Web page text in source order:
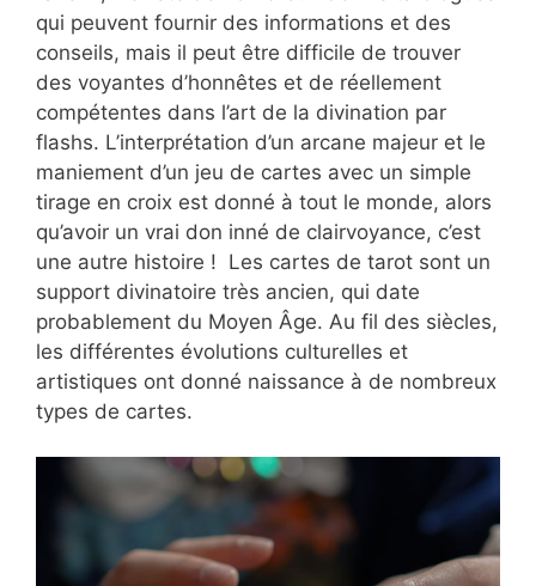
qui peuvent fournir des informations et des
conseils, mais il peut être difficile de trouver
des voyantes d’honnêtes et de réellement
compétentes dans l’art de la divination par
flashs. L’interprétation d’un arcane majeur et le
maniement d’un jeu de cartes avec un simple
tirage en croix est donné à tout le monde, alors
qu’avoir un vrai don inné de clairvoyance, c’est
une autre histoire ! Les cartes de tarot sont un
support divinatoire très ancien, qui date
probablement du Moyen Âge. Au fil des siècles,
les différentes évolutions culturelles et
artistiques ont donné naissance à de nombreux
types de cartes.